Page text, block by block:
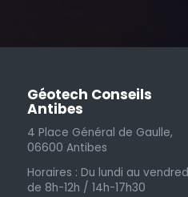
Géotech Conseils
Antibes
4 Place Général de Gaulle,
06600 Antibes
Horaires : Du lundi au
de 8h-12h / 14h-17h30